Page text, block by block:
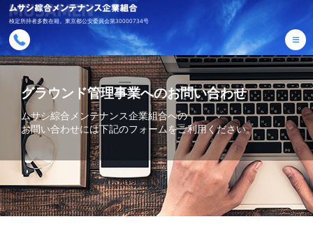
検定所持者多数在籍。東京都公安委員会第30000734号
≡
グラウンド管理事業へのお問い合わせ
ムサシ綜合メンテナンス企業組合への
お問い合わせには下記のフォームをご利用ください。